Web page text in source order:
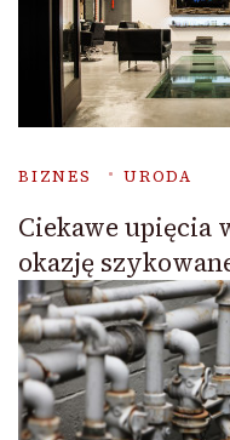
BIZNES URODA
Ciekawe upięcia
okazję